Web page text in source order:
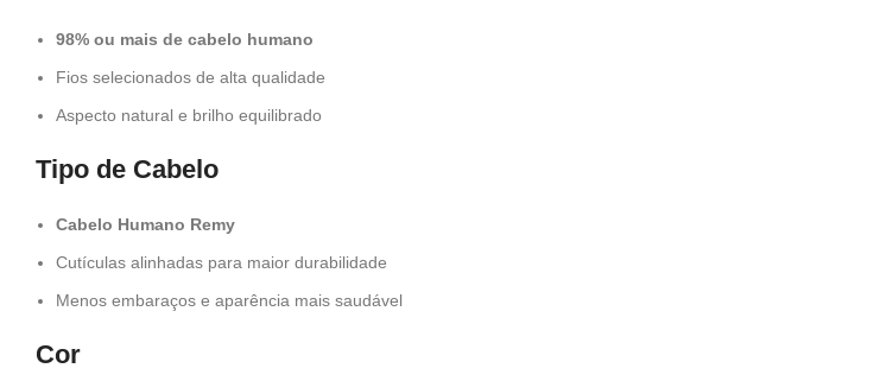
98% ou mais de cabelo humano
Fios selecionados de alta qualidade
Aspecto natural e brilho equilibrado
Tipo de Cabelo
Cabelo Humano Remy
Cutículas alinhadas para maior durabilidade
Menos embaraços e aparência mais saudável
Cor